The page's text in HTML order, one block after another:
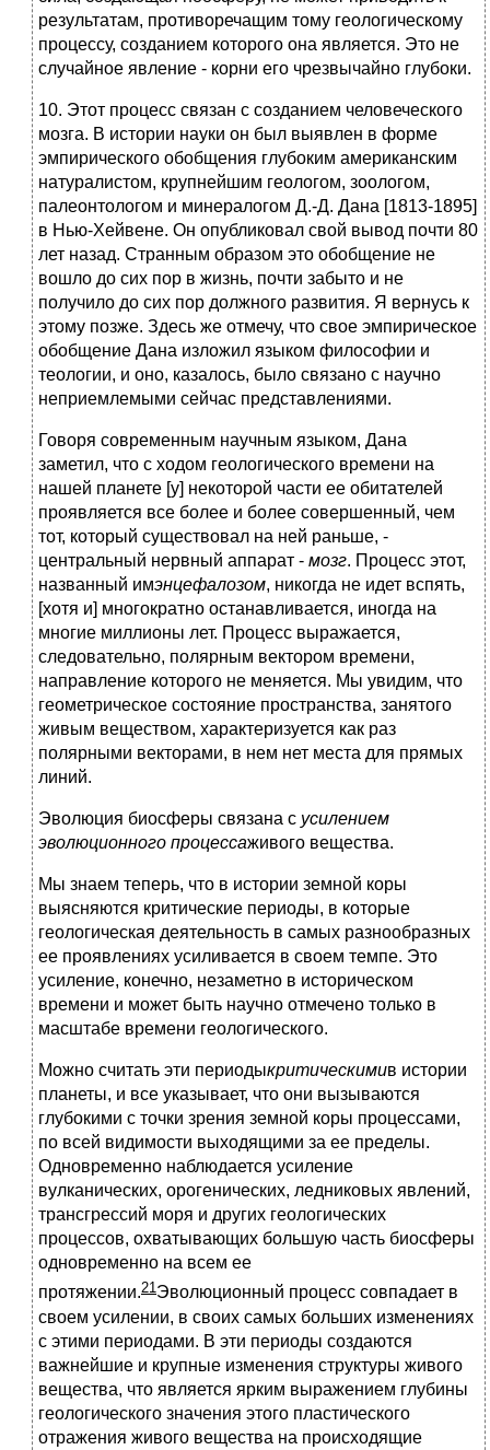
результатам, противоречащим тому геологическому
процессу, созданием которого она является. Это не
случайное явление - корни его чрезвычайно глубоки.
10. Этот процесс связан с созданием человеческого
мозга. В истории науки он был выявлен в форме
эмпирического обобщения глубоким американским
натуралистом, крупнейшим геологом, зоологом,
палеонтологом и минералогом Д.-Д. Дана [1813-1895]
в Нью-Хейвене. Он опубликовал свой вывод почти 80
лет назад. Странным образом это обобщение не
вошло до сих пор в жизнь, почти забыто и не
получило до сих пор должного развития. Я вернусь к
этому позже. Здесь же отмечу, что свое эмпирическое
обобщение Дана изложил языком философии и
теологии, и оно, казалось, было связано с научно
неприемлемыми сейчас представлениями.
Говоря современным научным языком, Дана
заметил, что с ходом геологического времени на
нашей планете [у] некоторой части ее обитателей
проявляется все более и более совершенный, чем
тот, который существовал на ней раньше, -
центральный нервный аппарат - мозг. Процесс этот,
названный имэнцефалозом, никогда не идет вспять,
[хотя и] многократно останавливается, иногда на
многие миллионы лет. Процесс выражается,
следовательно, полярным вектором времени,
направление которого не меняется. Мы увидим, что
геометрическое состояние пространства, занятого
живым веществом, характеризуется как раз
полярными векторами, в нем нет места для прямых
линий.
Эволюция биосферы связана с усилением
эволюционного процессаживого вещества.
Мы знаем теперь, что в истории земной коры
выясняются критические периоды, в которые
геологическая деятельность в самых разнообразных
ее проявлениях усиливается в своем темпе. Это
усиление, конечно, незаметно в историческом
времени и может быть научно отмечено только в
масштабе времени геологического.
Можно считать эти периодыкритическимив истории
планеты, и все указывает, что они вызываются
глубокими с точки зрения земной коры процессами,
по всей видимости выходящими за ее пределы.
Одновременно наблюдается усиление
вулканических, орогенических, ледниковых явлений,
трансгрессий моря и других геологических
процессов, охватывающих большую часть биосферы
одновременно на всем ее
протяжении.21 Эволюционный процесс совпадает в
своем усилении, в своих самых больших изменениях
с этими периодами. В эти периоды создаются
важнейшие и крупные изменения структуры живого
вещества, что является ярким выражением глубины
геологического значения этого пластического
отражения живого вещества на происходящие